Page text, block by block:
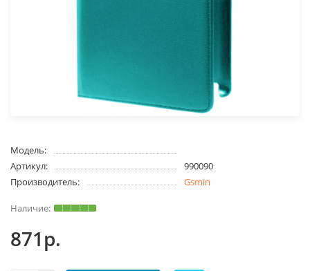
Модель:
Артикул:
990090
Производитель:
Gsmin
871р.